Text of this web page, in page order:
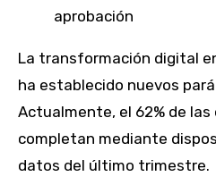
aprobación
La transformación digital
ha establecido nuevos
Actualmente, el 62% de las
completan mediante
datos del último trimestre.